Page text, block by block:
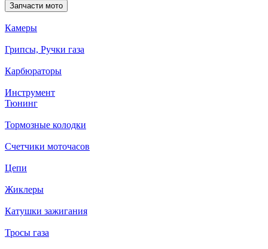
Запчасти мото
Камеры
Грипсы, Ручки газа
Карбюраторы
Инструмент
Тюнинг
Тормозные колодки
Счетчики моточасов
Цепи
Жиклеры
Катушки зажигания
Тросы газа